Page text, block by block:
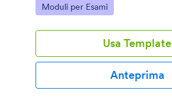
Go to Category:
Moduli per Esami
Usa Template
Anteprima